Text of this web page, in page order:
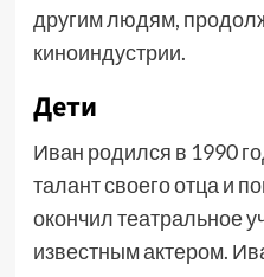
другим людям,
киноиндустрии.
Дети
Иван родился в 1990
талант своего отца и
окончил театральное
известным актером.